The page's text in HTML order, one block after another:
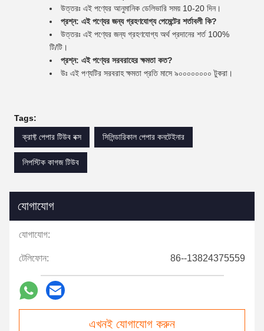
উত্তরঃ এই পণ্যের আনুমানিক ডেলিভারি সময় 10-20 দিন।
প্রশ্ন: এই পণ্যের জন্য গ্রহণযোগ্য পেমেন্টের শর্তাবলী কি?
উত্তরঃ এই পণ্যের জন্য গ্রহণযোগ্য অর্থ প্রদানের শর্ত 100%
টি/টি।
প্রশ্ন: এই পণ্যের সরবরাহের ক্ষমতা কত?
উঃ এই পণ্যটির সরবরাহ ক্ষমতা প্রতি মাসে ৯০০০০০০০০ টুকরা।
Tags:
ক্রাফ্ট পেপার টিউব বক্স
সিলিন্ডারিকাল পেপার কনটেইনার
লিপস্টিক কাগজ টিউব
যোগাযোগ
যোগাযোগ:
টেলিফোন: 86--13824375559
এখনই যোগাযোগ করুন